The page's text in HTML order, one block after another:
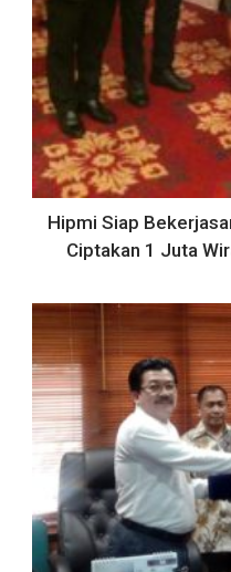
Hipmi Siap
Ciptakan 1 Juta